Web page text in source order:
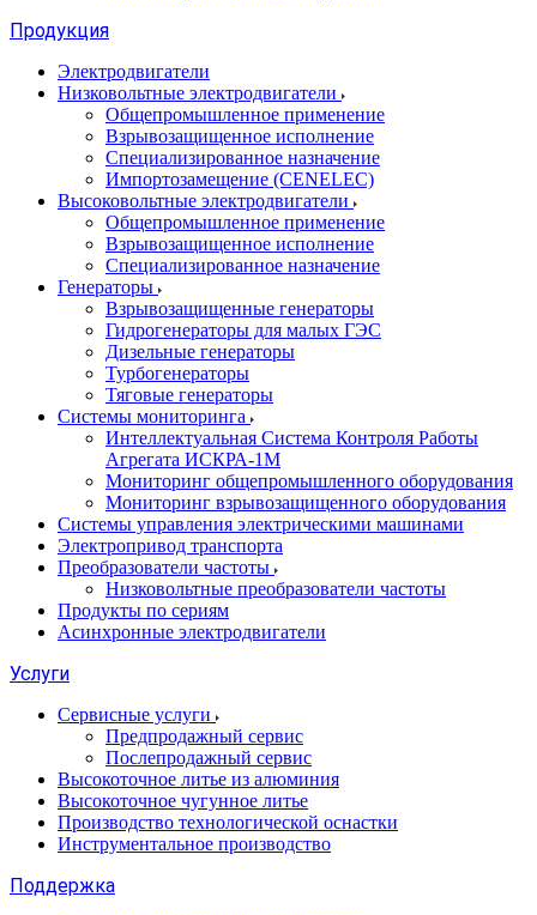
Продукция
Электродвигатели
Низковольтные электродвигатели
Общепромышленное применение
Взрывозащищенное исполнение
Специализированное назначение
Импортозамещение (CENELEC)
Высоковольтные электродвигатели
Общепромышленное применение
Взрывозащищенное исполнение
Специализированное назначение
Генераторы
Взрывозащищенные генераторы
Гидрогенераторы для малых ГЭС
Дизельные генераторы
Турбогенераторы
Тяговые генераторы
Системы мониторинга
Интеллектуальная Система Контроля Работы
Агрегата ИСКРА-1М
Мониторинг общепромышленного оборудования
Мониторинг взрывозащищенного оборудования
Системы управления электрическими машинами
Электропривод транспорта
Преобразователи частоты
Низковольтные преобразователи частоты
Продукты по сериям
Асинхронные электродвигатели
Услуги
Сервисные услуги
Предпродажный сервис
Послепродажный сервис
Высокоточное литье из алюминия
Высокоточное чугунное литье
Производство технологической оснастки
Инструментальное производство
Поддержка